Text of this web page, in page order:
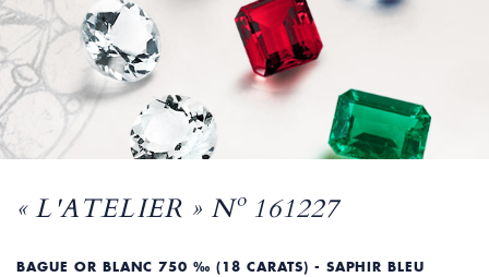
« L'ATELIER » Nº 161227
BAGUE OR BLANC 750 ‰ (18 CARATS) - SAPHIR BLEU